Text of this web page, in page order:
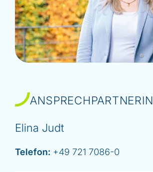
ANSPRECHPARTNERIN
Elina Judt
Telefon: +49 721 7086-0